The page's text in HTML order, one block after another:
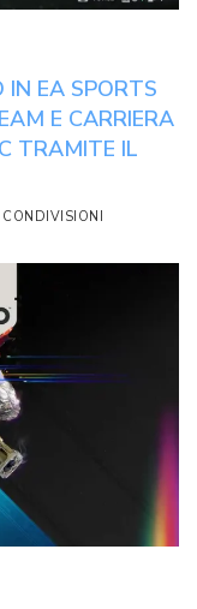
IN EA SPORTS
E CARRIERA
TRAMITE IL